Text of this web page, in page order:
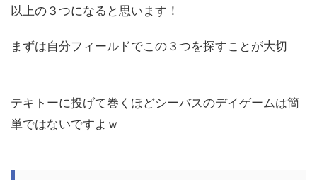
以上の３つになると思います！
まずは自分フィールドでこの３つを探すことが大切
テキトーに投げて巻くほどシーバスのデイゲームは簡
単ではないですよｗ